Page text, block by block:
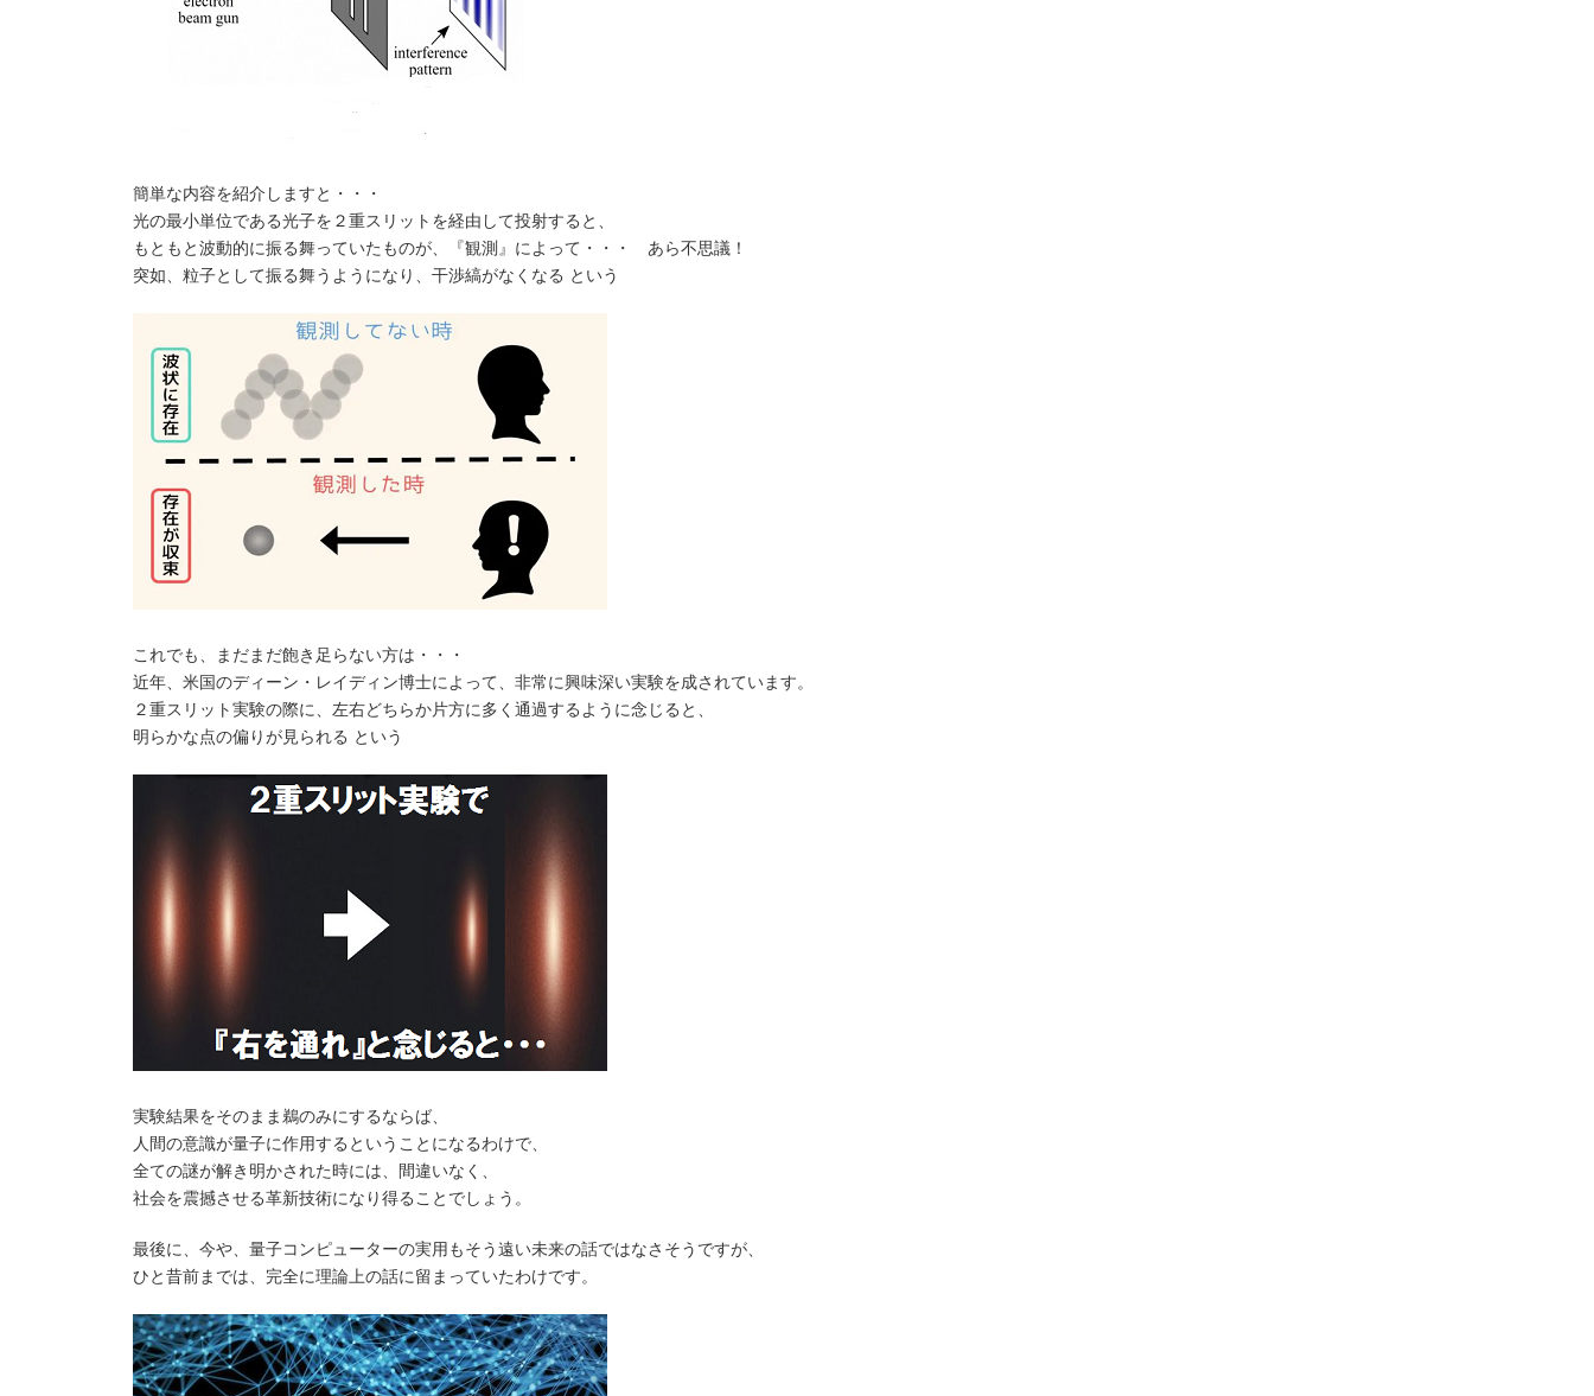
簡単な内容を紹介しますと・・・
光の最小単位である光子を２重スリットを経由して投射すると、
もともと波動的に振る舞っていたものが、『観測』によって・・・ あら不思議！
突如、粒子として振る舞うようになり、干渉縞がなくなる という
これでも、まだまだ飽き足らない方は・・・
近年、米国のディーン・レイディン博士によって、非常に興味深い実験を成されています。
２重スリット実験の際に、左右どちらか片方に多く通過するように念じると、
明らかな点の偏りが見られる という
実験結果をそのまま鵜のみにするならば、
人間の意識が量子に作用するということになるわけで、
全ての謎が解き明かされた時には、間違いなく、
社会を震撼させる革新技術になり得ることでしょう。
最後に、今や、量子コンピューターの実用もそう遠い未来の話ではなさそうですが、
ひと昔前までは、完全に理論上の話に留まっていたわけです。